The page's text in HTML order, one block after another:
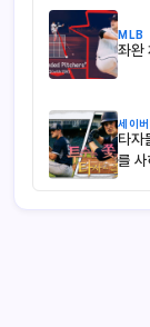
MLB
좌완
세이
타자
를